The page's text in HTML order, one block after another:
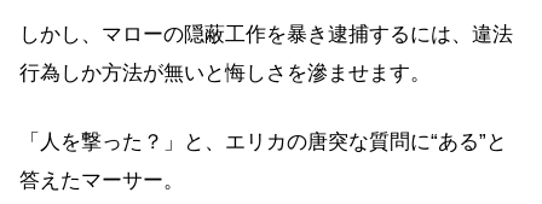
しかし、マローの隠蔽工作を暴き逮捕するには、違法
行為しか方法が無いと悔しさを滲ませます。
「人を撃った？」と、エリカの唐突な質問に“ある”と
答えたマーサー。